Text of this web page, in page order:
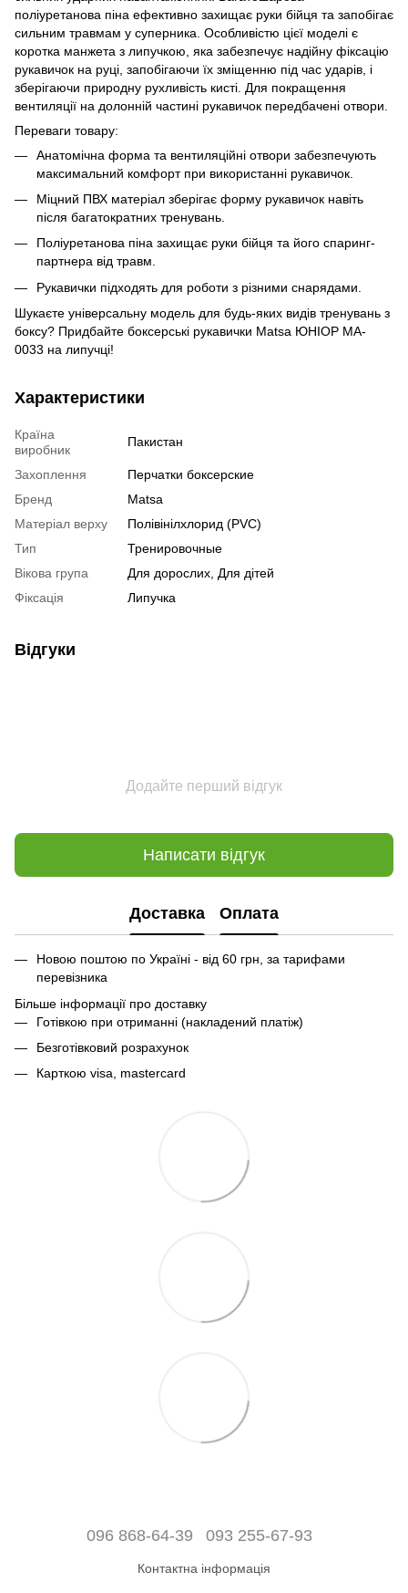
поліуретанова піна ефективно захищає руки бійця та запобігає
сильним травмам у суперника. Особливістю цієї моделі є
коротка манжета з липучкою, яка забезпечує надійну фіксацію
рукавичок на руці, запобігаючи їх зміщенню під час ударів, і
зберігаючи природну рухливість кисті. Для покращення
вентиляції на долонній частині рукавичок передбачені отвори.
Переваги товару:
Анатомічна форма та вентиляційні отвори забезпечують
максимальний комфорт при використанні рукавичок.
Міцний ПВХ матеріал зберігає форму рукавичок навіть
після багатократних тренувань.
Поліуретанова піна захищає руки бійця та його спаринг-
партнера від травм.
Рукавички підходять для роботи з різними снарядами.
Шукаєте універсальну модель для будь-яких видів тренувань з
боксу? Придбайте боксерські рукавички Matsa ЮНІОР MA-
0033 на липучці!
Характеристики
Країна
виробник
Пакистан
Захоплення
Перчатки боксерские
Бренд
Matsa
Матеріал верху
Полівінілхлорид (PVC)
Тип
Тренировочные
Вікова група
Для дорослих, Для дітей
Фіксація
Липучка
Відгуки
Додайте перший відгук
Написати відгук
Доставка Оплата
Новою поштою по Україні - від 60 грн, за тарифами
перевізника
Більше інформації про доставку
Готівкою при отриманні (накладений платіж)
Безготівковий розрахунок
Карткою visa, mastercard
096 868-64-39 093 255-67-93
Контактна інформація